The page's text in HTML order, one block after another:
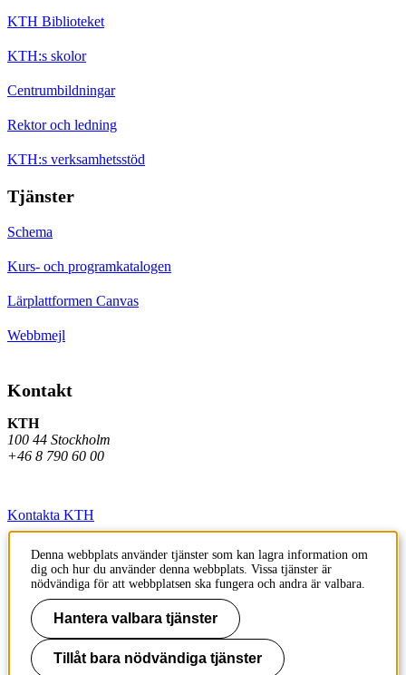
KTH Biblioteket
KTH:s skolor
Centrumbildningar
Rektor och ledning
KTH:s verksamhetsstöd
Tjänster
Schema
Kurs- och programkatalogen
Lärplattformen Canvas
Webbmejl
Kontakt
KTH
100 44 Stockholm
+46 8 790 60 00
Kontakta KTH
Jobba på KTH
Press och media
Faktura och betalning KTH
Om KTH:s webbplatser
Denna webbplats använder tjänster som kan lagra information om
dig och hur du använder denna webbplats. Vissa tjänster är
nödvändiga för att webbplatsen ska fungera och andra är valbara.
Hantera valbara tjänster
Tillåt bara nödvändiga tjänster